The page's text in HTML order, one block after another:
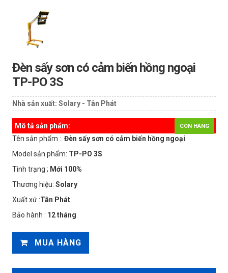
Đèn sấy sơn có cảm biến hồng ngoại
TP-PO 3S
Nhà sản xuất: Solary - Tân Phát
CÒN HÀNG
Mô tả sản phẩm:
Tên sản phẩm : Đèn sấy sơn có cảm biến hồng ngoại
Model sản phẩm: TP-PO 3S
Tình trạng ; Mới 100%
Thương hiệu: Solary
Xuất xứ :Tân Phát
Bảo hành : 12 tháng
MUA HÀNG